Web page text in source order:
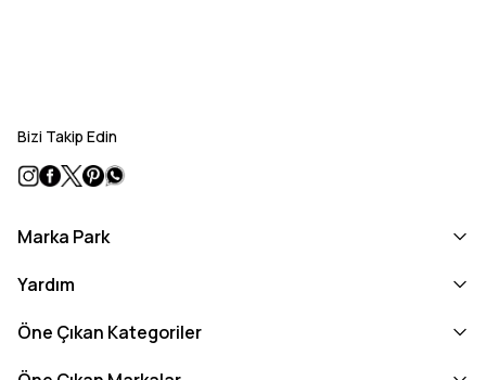
Bizi Takip Edin
Marka Park
Yardım
Öne Çıkan Kategoriler